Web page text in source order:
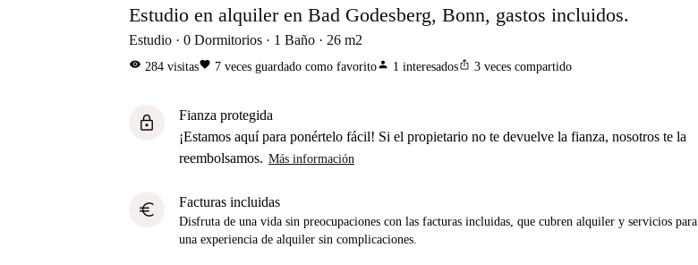
Estudio en alquiler en Bad Godesberg, Bonn, gastos incluidos.
Estudio 0 Dormitorios 1 Baño 26 m2
visibility 284 visitasfavorite 7 veces guardado como favoritoperson 1 interesadosios_share 3 veces compartido
lock
Fianza protegida
¡Estamos aquí para ponértelo fácil! Si el propietario no te devuelve la fianza, nosotros te la
reembolsamos. Más información
euro Facturas incluidas
Disfruta de una vida sin preocupaciones con las facturas incluidas, que cubren alquiler y servicios para
una experiencia de alquiler sin complicaciones.